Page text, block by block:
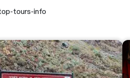
tours-info